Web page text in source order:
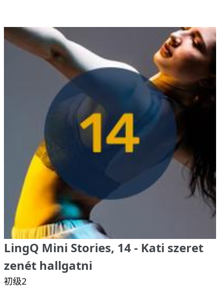
LingQ Mini Stories, 14 - Kati szeret
zenét hallgatni
初级2